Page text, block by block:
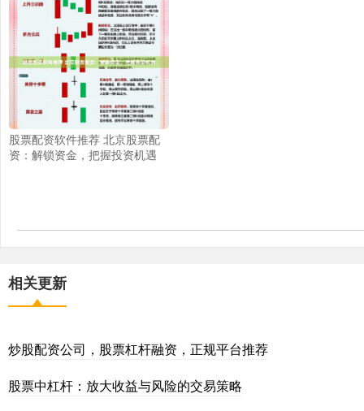
股票配资软件推荐 北京股票配
资：解锁资金，把握投资机遇
相关更新
炒股配资公司，股票杠杆融资，正规平台推荐
股票中杠杆：放大收益与风险的交易策略